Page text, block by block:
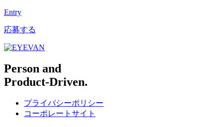
Entry
応募する
Person and
Product-Driven.
プライバシーポリシー
コーポレートサイト